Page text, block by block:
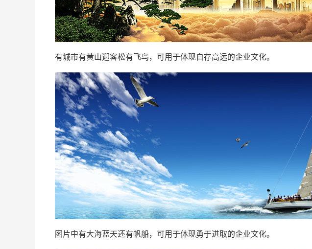
有城市有黄山迎客松有飞鸟，可用于体现自存高远的企业文化。
图片中有大海蓝天还有帆船，可用于体现勇于进取的企业文化。